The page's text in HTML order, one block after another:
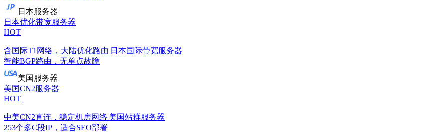
日本服务器
日本优化带宽服务器
HOT
含国际T1网络，大陆优化路由 日本国际带宽服务器
智能BGP路由，无单点故障
美国服务器
美国CN2服务器
HOT
中美CN2直连，稳定机房网络 美国站群服务器
253个多C段IP，适合SEO部署